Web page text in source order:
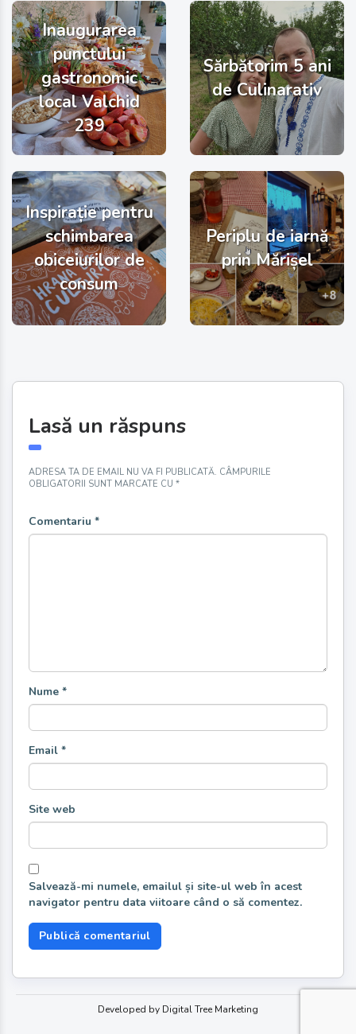
Inaugurarea
punctului
gastronomic
local Valchid
239
Sărbătorim 5 ani
de Culinarativ
Inspirație pentru
schimbarea
obiceiurilor de
consum
Periplu de iarnă
prin Mărișel
Lasă un răspuns
ADRESA TA DE EMAIL NU VA FI PUBLICATĂ. CÂMPURILE
OBLIGATORII SUNT MARCATE CU *
Comentariu *
Nume *
Email *
Site web
Salvează-mi numele, emailul și site-ul web în acest
navigator pentru data viitoare când o să comentez.
Developed by Digital Tree Marketing